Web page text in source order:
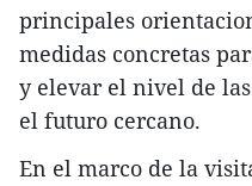
principales
medidas concretas
y elevar el nivel de
el futuro cercano.
En el marco de la